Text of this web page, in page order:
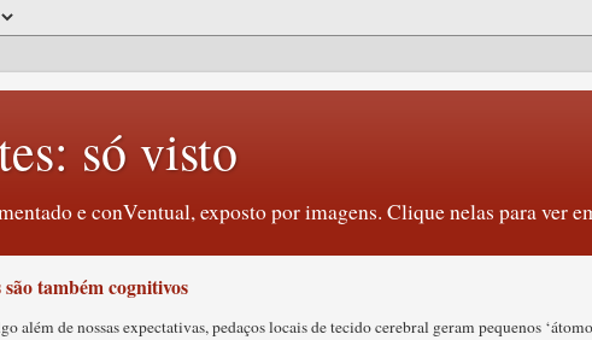
só visto
e conVentual, exposto por imagens. Clique nelas para ver
também cognitivos
além de nossas expectativas, pedaços locais de tecido cerebral geram pequenos